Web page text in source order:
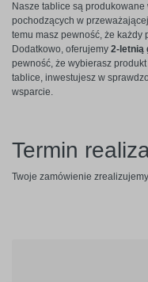
Nasze tablice są produkowane
pochodzących w
temu masz pewność, że każdy
Dodatkowo, oferujemy 2-letnią
pewność, że wybierasz
tablice, inwestujesz w
wsparcie.
Termin
Twoje zamówienie